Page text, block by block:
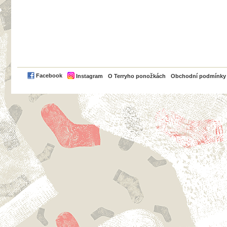
Facebook Instagram O Terryho ponožkách Obchodní podmínky
PayPal